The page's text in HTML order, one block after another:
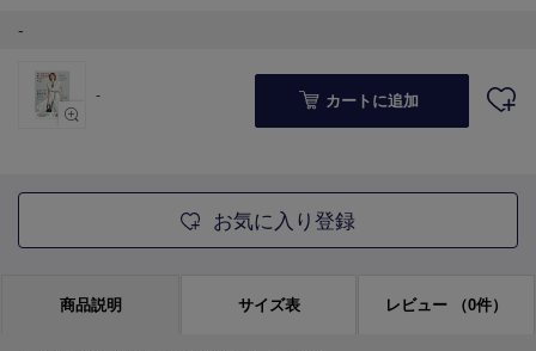
-
- カートに追加
お気に入り登録
商品説明 サイズ表 レビュー （0件）